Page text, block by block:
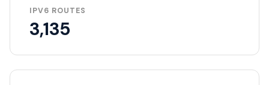
IPV6 ROUTES
3,135